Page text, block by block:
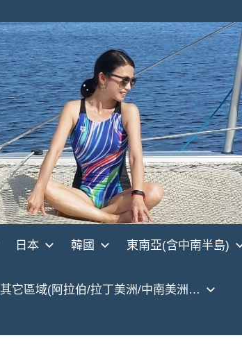
日本 韓國 東南亞(含中南半島)
其它區域(阿拉伯/拉丁美洲/中南美洲…